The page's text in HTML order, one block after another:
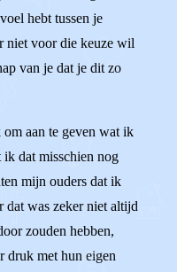
hebt tussen je
niet voor die keuze wil
van je dat je dit zo
aan te geven wat ik
dat misschien nog
mijn ouders dat ik
dat was zeker niet altijd
zouden hebben,
druk met hun eigen